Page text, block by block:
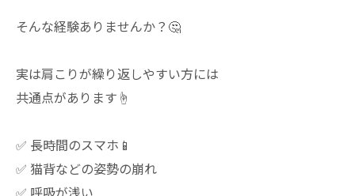
そんな経験ありませんか？🤔
実は肩こりが繰り返しやすい方には
共通点があります☝️
✅ 長時間のスマホ📱
✅ 猫背などの姿勢の崩れ